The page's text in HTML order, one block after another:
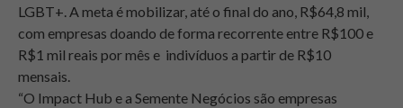
LGBT+. A meta é mobilizar, até o final do ano, R$64,8 mil,
com empresas doando de forma recorrente entre R$100 e
R$1 mil reais por mês e indivíduos a partir de R$10
mensais.
“O Impact Hub e a Semente Negócios são empresas